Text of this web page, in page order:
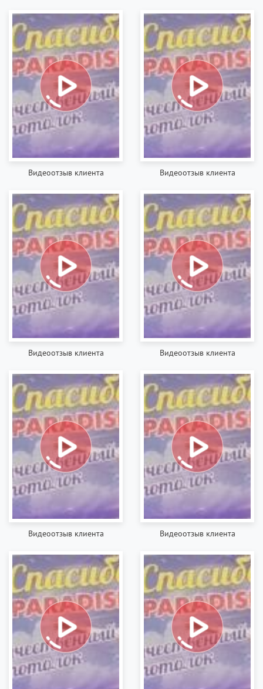
Видеоотзыв клиента Видеоотзыв клиента
Видеоотзыв клиента Видеоотзыв клиента
Видеоотзыв клиента Видеоотзыв клиента